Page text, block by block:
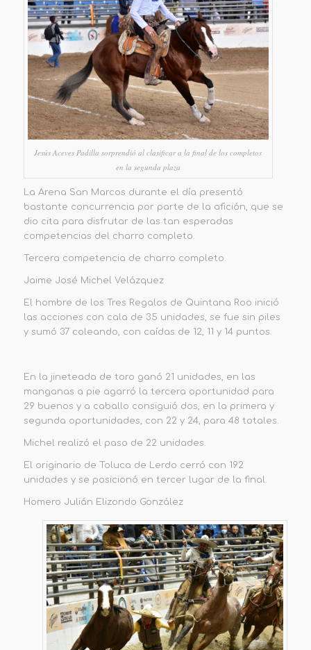
Jesús Aceves Padilla sorprendió al clasificar a la final de los completos
en la segunda plaza
La Arena San Marcos durante el día presentó
bastante concurrencia por parte de la afición, que se
dio cita para disfrutar de las tan esperadas
competencias del charro completo.
Tercera competencia de charro completo.
Jaime José Michel Velázquez
El hombre de los Tres Regalos de Quintana Roo inició
las acciones con cala de 35 unidades, se fue sin piles
y sumó 37 coleando, con caídas de 12, 11 y 14 puntos.
En la jineteada de toro ganó 21 unidades, en las
manganas a pie agarró la tercera oportunidad para
29 buenos y a caballo consiguió dos, en la primera y
segunda oportunidades, con 22 y 24, para 48 totales.
Michel realizó el paso de 22 unidades.
El originario de Toluca de Lerdo cerró con 192
unidades y se posicionó en tercer lugar de la final.
Homero Julián Elizondo González